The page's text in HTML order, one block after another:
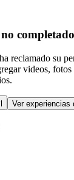
completado
reclamado su
videos,
Ver